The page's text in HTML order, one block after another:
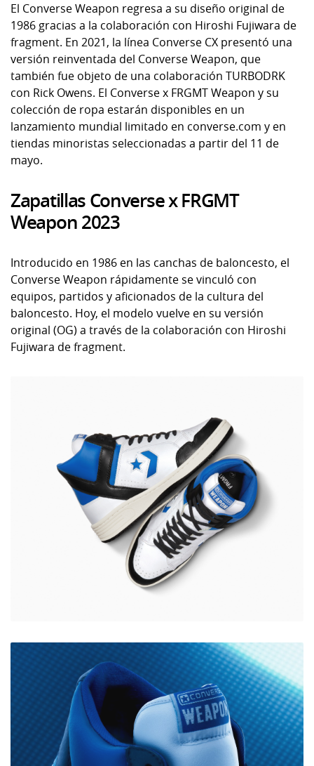
El Converse Weapon regresa a su diseño original de
1986 gracias a la colaboración con Hiroshi Fujiwara de
fragment. En 2021, la línea Converse CX presentó una
versión reinventada del Converse Weapon, que
también fue objeto de una colaboración TURBODRK
con Rick Owens. El Converse x FRGMT Weapon y su
colección de ropa estarán disponibles en un
lanzamiento mundial limitado en converse.com y en
tiendas minoristas seleccionadas a partir del 11 de
mayo.
Zapatillas Converse x FRGMT
Weapon 2023
Introducido en 1986 en las canchas de baloncesto, el
Converse Weapon rápidamente se vinculó con
equipos, partidos y aficionados de la cultura del
baloncesto. Hoy, el modelo vuelve en su versión
original (OG) a través de la colaboración con Hiroshi
Fujiwara de fragment.